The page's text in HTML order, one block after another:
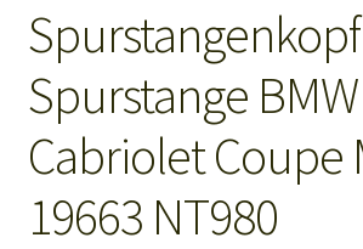
Spurstangenkopf
Spurstange
Cabriolet Coupe
19663 NT980